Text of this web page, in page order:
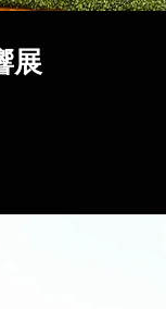
展